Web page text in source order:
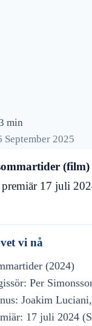
min
September 2025
(film)
17 juli
vi nå
(2024)
Per
Joakim
17 juli 2024